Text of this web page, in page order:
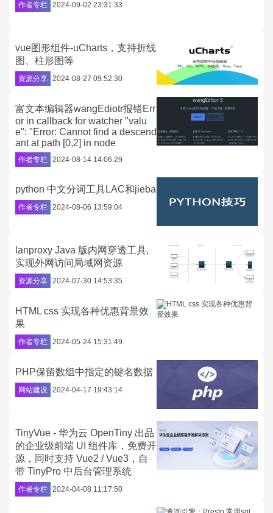
作者专栏 2024-09-02 23:31:33
vue图形组件-uCharts，支持折线
图、柱形图等
资源分享 2024-08-27 09:52:30
富文本编辑器wangEdiotr报错Err
or in callback for watcher "valu
e": "Error: Cannot find a descend
ant at path [0,2] in node
作者专栏 2024-08-14 14:06:29
python 中文分词工具LAC和jieba
作者专栏 2024-08-06 13:59:04
lanproxy Java 版内网穿透工具,
实现外网访问局域网资源
资源分享 2024-07-30 14:53:35
HTML css 实现各种优惠背景效
果
作者专栏 2024-05-24 15:31:49
PHP保留数组中指定的键名数据
网站建设 2024-04-17 19:43:14
TinyVue - 华为云 OpenTiny 出品
的企业级前端 UI 组件库，免费开
源，同时支持 Vue2 / Vue3，自
带 TinyPro 中后台管理系统
作者专栏 2024-04-08 11:17:50